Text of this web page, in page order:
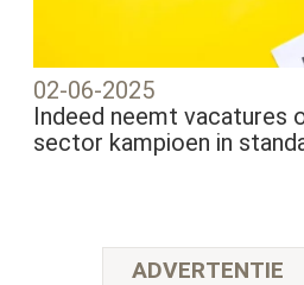
02-06-2025
Indeed neemt vacatures
sector kampioen in
ADVERTENTIE